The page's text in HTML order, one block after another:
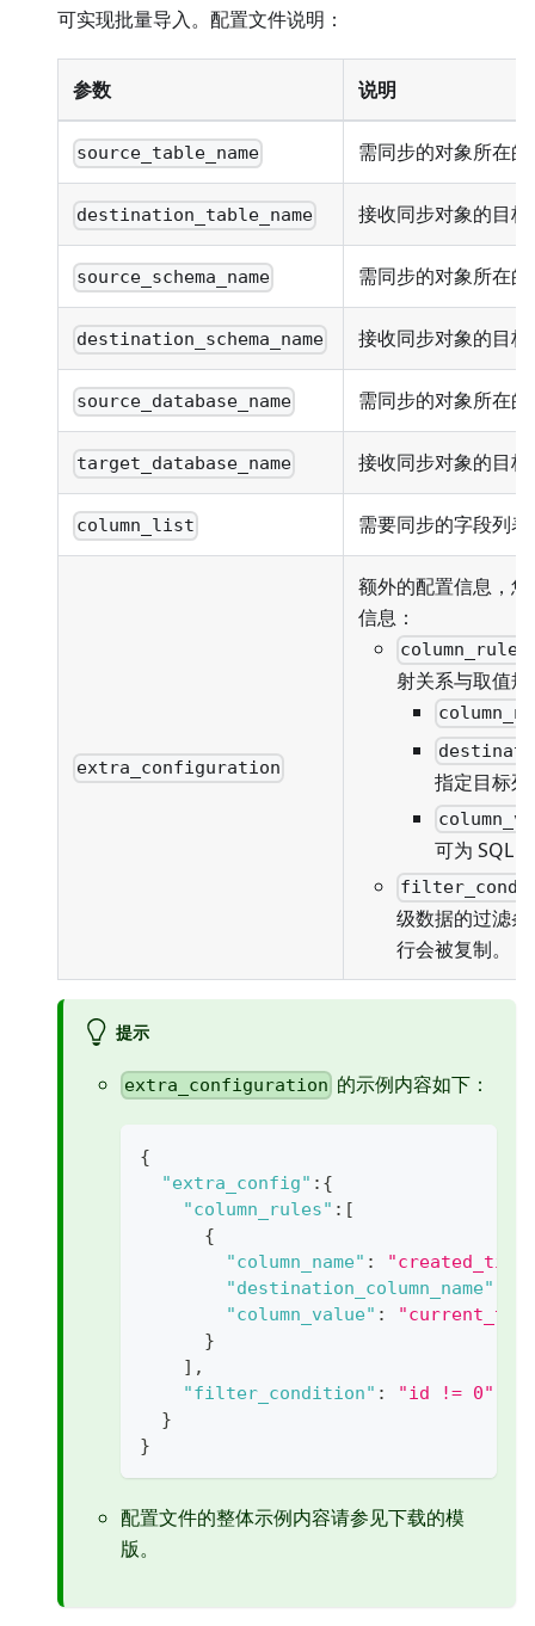
可实现批量导入。配置文件说明：
参数 说明
source_table_name 需同步的对象所在
destination_table_name 接收同步对象的目
source_schema_name 需同步的对象所在
destination_schema_name 接收同步对象的目
source_database_name 需同步的对象所在
target_database_name 接收同步对象的目
column_list 需要同步的字段列表
extra_configuration
额外的配置信息，
信息：
column_rules
射关系与取值
指定目标
可为 SQL
级数据的过滤
行会被复制。
提示
extra_configuration 的示例内容如下：
{
"extra_config" : {
"column_rules" : [
{
"column_name" :
"destination_column_name"
"column_value" :
}
] ,
"filter_condition" : "id != 0"
}
}
配置文件的整体示例内容请参见下载的模
版。